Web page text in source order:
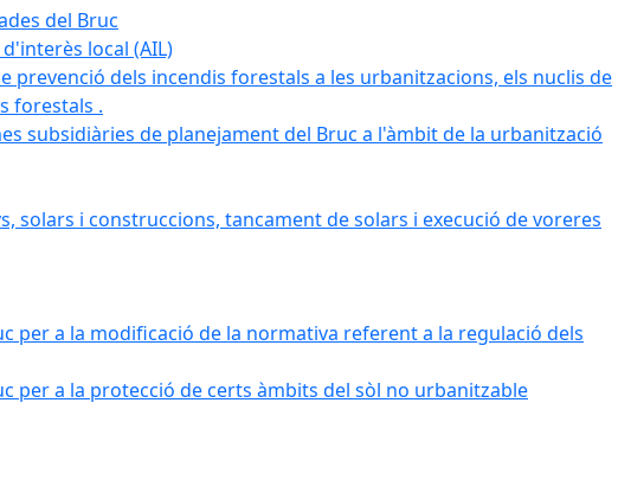
del Bruc
local (AIL)
dels incendis forestals a les urbanitzacions, els nuclis de
forestals .
subsidiàries de planejament del Bruc a l'àmbit de la urbanització
solars i construccions, tancament de solars i execució de voreres
per a la modificació de la normativa referent a la regulació dels
per a la protecció de certs àmbits del sòl no urbanitzable